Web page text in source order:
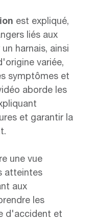
est expliqué,
liés aux
harnais, ainsi
variée,
symptômes et
aborde les
et garantir la
une vue
atteintes
aux
les
d'accident et